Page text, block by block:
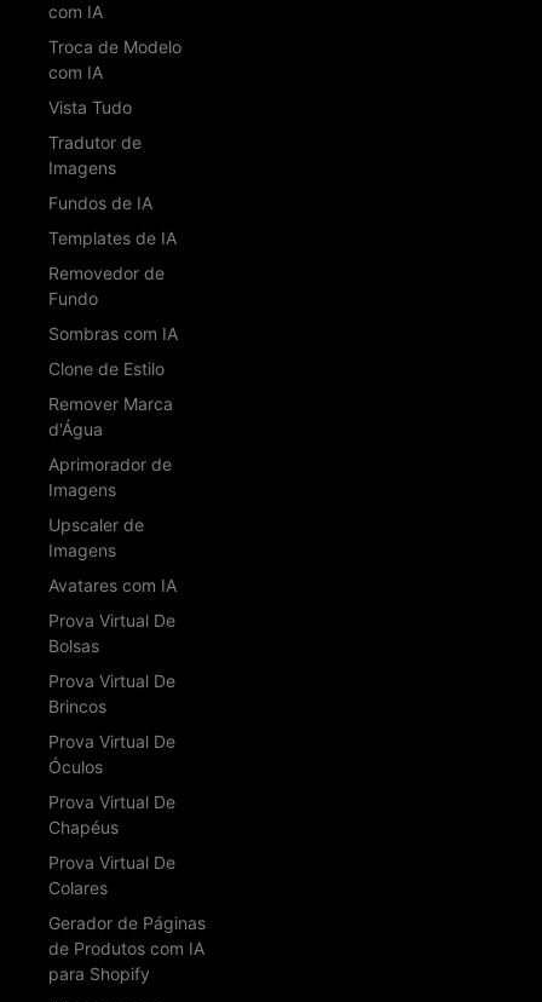
com IA
Troca de Modelo
com IA
Vista Tudo
Tradutor de
Imagens
Fundos de IA
Templates de IA
Removedor de
Fundo
Sombras com IA
Clone de Estilo
Remover Marca
d'Água
Aprimorador de
Imagens
Upscaler de
Imagens
Avatares com IA
Prova Virtual De
Bolsas
Prova Virtual De
Brincos
Prova Virtual De
Óculos
Prova Virtual De
Chapéus
Prova Virtual De
Colares
Gerador de Páginas
de Produtos com IA
para Shopify